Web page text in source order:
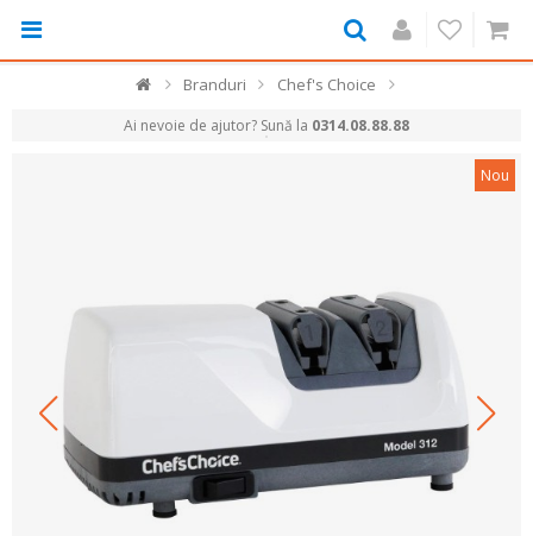
Branduri Chef's Choice
Ai nevoie de ajutor? Sună la 0314.08.88.88
Nou